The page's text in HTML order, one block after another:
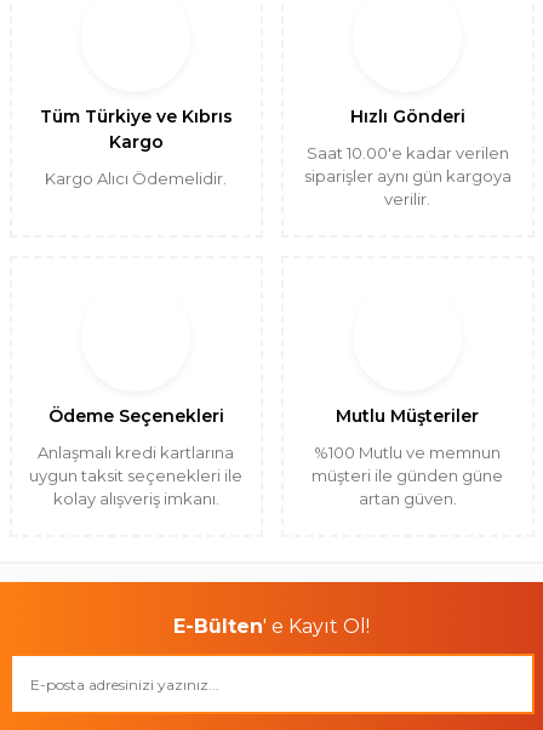
Tüm Türkiye ve Kıbrıs
Kargo
Kargo Alıcı Ödemelidir.
Hızlı Gönderi
Saat 10.00'e kadar verilen
siparişler aynı gün kargoya
verilir.
Ödeme Seçenekleri
Anlaşmalı kredi kartlarına
uygun taksit seçenekleri ile
kolay alışveriş imkanı.
Mutlu Müşteriler
%100 Mutlu ve memnun
müşteri ile günden güne
artan güven.
E-Bülten' e Kayıt Ol!